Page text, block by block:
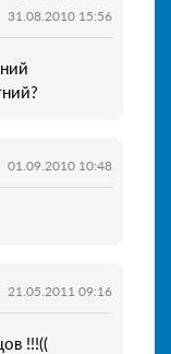
31.08.2010 15:56
01.09.2010 10:48
21.05.2011 09:16
!!!((